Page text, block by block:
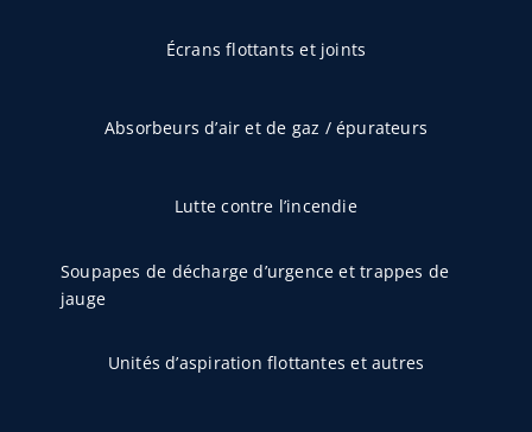
Écrans flottants et joints
Absorbeurs d’air et de gaz / épurateurs
Lutte contre l’incendie
Soupapes de décharge d’urgence et trappes de
jauge
Unités d’aspiration flottantes et autres